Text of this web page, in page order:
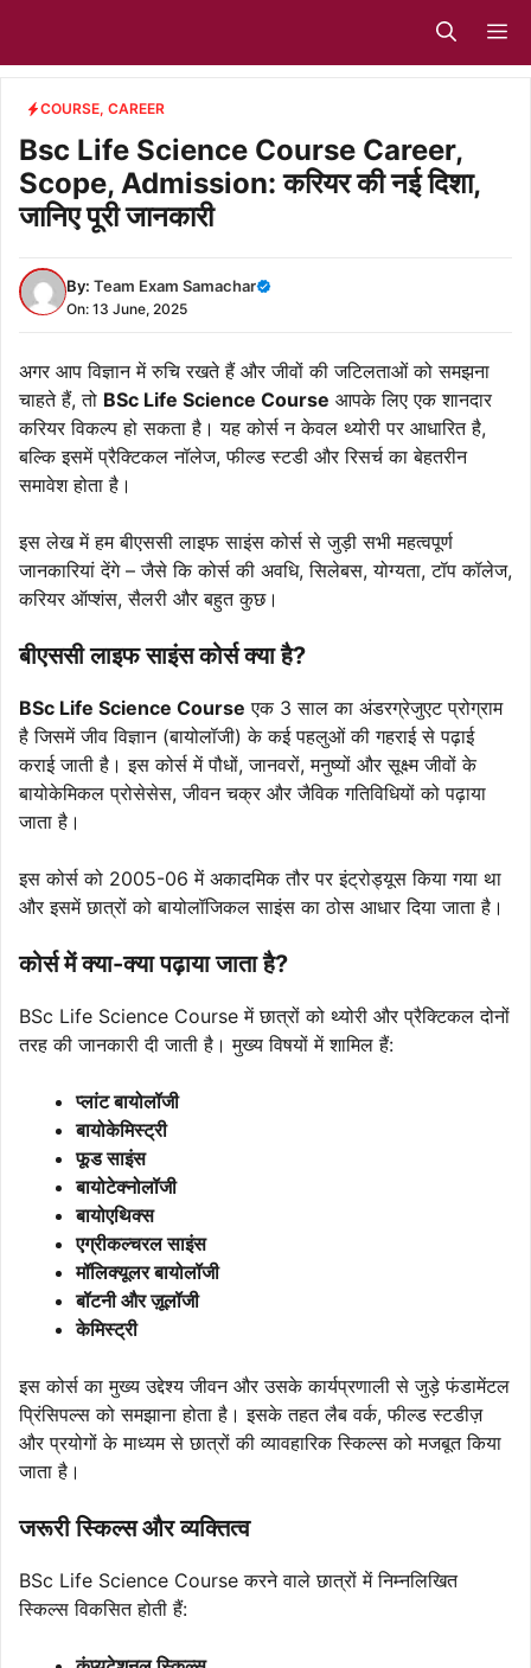
content
COURSE, CAREER
Bsc Life Science Course Career,
Scope, Admission: करियर की नई दिशा,
जानिए पूरी जानकारी
By: Team Exam Samachar
On: 13 June, 2025
अगर आप विज्ञान में रुचि रखते हैं और जीवों की जटिलताओं को समझना
चाहते हैं, तो BSc Life Science Course आपके लिए एक शानदार
करियर विकल्प हो सकता है। यह कोर्स न केवल थ्योरी पर आधारित है,
बल्कि इसमें प्रैक्टिकल नॉलेज, फील्ड स्टडी और रिसर्च का बेहतरीन
समावेश होता है।
इस लेख में हम बीएससी लाइफ साइंस कोर्स से जुड़ी सभी महत्वपूर्ण
जानकारियां देंगे – जैसे कि कोर्स की अवधि, सिलेबस, योग्यता, टॉप कॉलेज,
करियर ऑप्शंस, सैलरी और बहुत कुछ।
बीएससी लाइफ साइंस कोर्स क्या है?
BSc Life Science Course एक 3 साल का अंडरग्रेजुएट प्रोग्राम
है जिसमें जीव विज्ञान (बायोलॉजी) के कई पहलुओं की गहराई से पढ़ाई
कराई जाती है। इस कोर्स में पौधों, जानवरों, मनुष्यों और सूक्ष्म जीवों के
बायोकेमिकल प्रोसेसेस, जीवन चक्र और जैविक गतिविधियों को पढ़ाया
जाता है।
इस कोर्स को 2005-06 में अकादमिक तौर पर इंट्रोड्यूस किया गया था
और इसमें छात्रों को बायोलॉजिकल साइंस का ठोस आधार दिया जाता है।
कोर्स में क्या-क्या पढ़ाया जाता है?
BSc Life Science Course में छात्रों को थ्योरी और प्रैक्टिकल दोनों
तरह की जानकारी दी जाती है। मुख्य विषयों में शामिल हैं:
प्लांट बायोलॉजी
बायोकेमिस्ट्री
फूड साइंस
बायोटेक्नोलॉजी
बायोएथिक्स
एग्रीकल्चरल साइंस
मॉलिक्यूलर बायोलॉजी
बॉटनी और ज़ूलॉजी
केमिस्ट्री
इस कोर्स का मुख्य उद्देश्य जीवन और उसके कार्यप्रणाली से जुड़े फंडामेंटल
प्रिंसिपल्स को समझाना होता है। इसके तहत लैब वर्क, फील्ड स्टडीज़
और प्रयोगों के माध्यम से छात्रों की व्यावहारिक स्किल्स को मजबूत किया
जाता है।
जरूरी स्किल्स और व्यक्तित्व
BSc Life Science Course करने वाले छात्रों में निम्नलिखित
स्किल्स विकसित होती हैं: